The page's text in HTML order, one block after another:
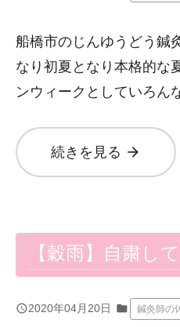
船橋市のじんゆうどう鍼
なり初夏となり本格的な
ンウィークとしていろん
続きを見る arrow_forward
【穀雨】自粛し
query_builder2020年04月20日 folder 鍼灸師の